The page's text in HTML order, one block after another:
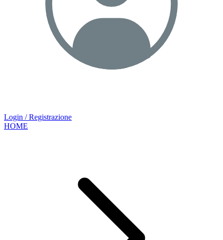
Login / Registrazione
HOME